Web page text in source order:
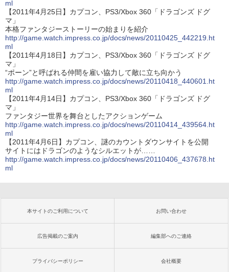
ml
【2011年4月25日】カプコン、PS3/Xbox 360「ドラゴンズ ドグ
マ」
本格ファンタジーストーリーの始まりを紹介
http://game.watch.impress.co.jp/docs/news/20110425_442219.ht
ml
【2011年4月18日】カプコン、PS3/Xbox 360「ドラゴンズ ドグ
マ」
“ポーン”と呼ばれる仲間を雇い協力して敵に立ち向かう
http://game.watch.impress.co.jp/docs/news/20110418_440601.ht
ml
【2011年4月14日】カプコン、PS3/Xbox 360「ドラゴンズ ドグ
マ」
ファンタジー世界を舞台としたアクションゲーム
http://game.watch.impress.co.jp/docs/news/20110414_439564.ht
ml
【2011年4月6日】カプコン、謎のカウントダウンサイトを公開
サイトにはドラゴンのようなシルエットが……
http://game.watch.impress.co.jp/docs/news/20110406_437678.ht
ml
本サイトのご利用について お問い合わせ
広告掲載のご案内 編集部へのご連絡
プライバシーポリシー 会社概要